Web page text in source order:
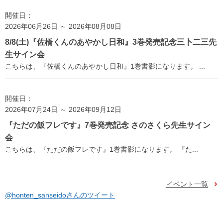
開催日：
2026年06月26日 ～ 2026年08月08日
8/8(土)『佐橋くんのあやかし日和』3巻発売記念三卜二三先
生サイン会
こちらは、『佐橋くんのあやかし日和』1巻書影になります。 ...
開催日：
2026年07月24日 ～ 2026年09月12日
『ただの飯フレです』7巻発売記念 さのさくら先生サイン
会
こちらは、『ただの飯フレです』1巻書影になります。 『た...
イベント一覧
@honten_sanseidoさんのツイート